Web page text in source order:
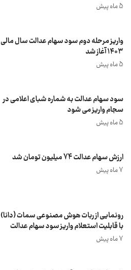
5 ماه پیش
واریز مرحله دوم سود سهام عدالت سال مالی
۱۴۰۳ آغاز شد
5 ماه پیش
سود سهام عدالت به شماره شبای اعلامی در
سجام واریز می شود
5 ماه پیش
ارزش سهام عدالت 74 میلیون تومان شد
7 ماه پیش
رونمایی از ربات هوش مصنوعی سمات (دانا)
با قابلیت استعلام واریز سود سهام عدالت
7 ماه پیش